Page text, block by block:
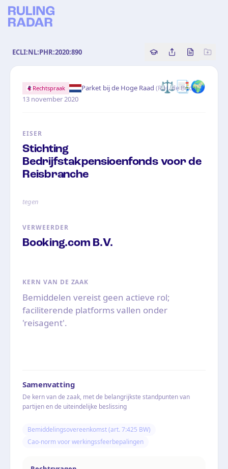
ECLI:NL:PHR:2020:890 Copy source
Share this
Bekijk
⚖️📑🌍
Rechtspraak Parket bij de Hoge Raad (R.H. de Bock)·
13 november 2020
EISER
Stichting
Bedrijfstakpensioenfonds voor de
Reisbranche
tegen
VERWEERDER
Booking.com B.V.
KERN VAN DE ZAAK
Bemiddelen vereist geen actieve rol;
faciliterende platforms vallen onder
'reisagent'.
Samenvatting
De kern van de zaak, met de belangrijkste standpunten van
partijen en de uiteindelijke beslissing
Bemiddelingsovereenkomst (art. 7:425 BW)
Cao-norm voor werkingssfeerbepalingen